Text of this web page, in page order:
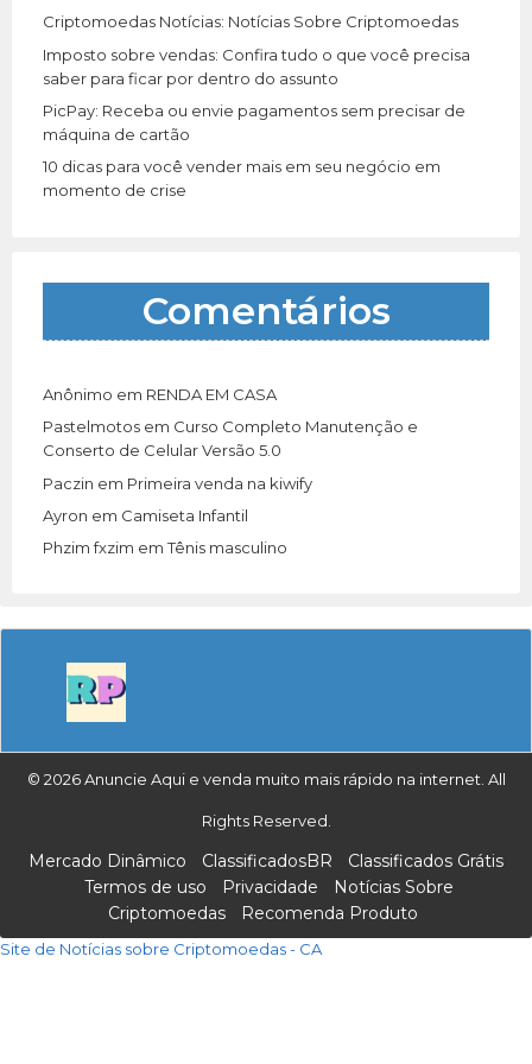
Criptomoedas Notícias: Notícias Sobre Criptomoedas
Imposto sobre vendas: Confira tudo o que você precisa
saber para ficar por dentro do assunto
PicPay: Receba ou envie pagamentos sem precisar de
máquina de cartão
10 dicas para você vender mais em seu negócio em
momento de crise
Comentários
Anônimo em RENDA EM CASA
Pastelmotos em Curso Completo Manutenção e
Conserto de Celular Versão 5.0
Paczin em Primeira venda na kiwify
Ayron em Camiseta Infantil
Phzim fxzim emTênis masculino
© 2026 Anuncie Aqui e venda muito mais rápido na internet. All
Rights Reserved.
Mercado Dinâmico ClassificadosBR
Classificados Grátis
Termos de uso
Privacidade
Notícias Sobre
Criptomoedas
Recomenda Produto
Site de Notícias sobre Criptomoedas - CA